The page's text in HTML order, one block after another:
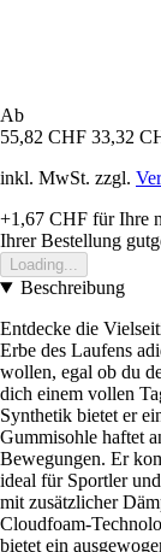
Ab
55,82 CHF 33,32
inkl. MwSt. zzgl.
+1,67 CHF für Ihre
Ihrer Bestellung
Loading...
Beschreibung
Entdecke die
Erbe des Laufens
wollen, egal ob du
dich einem vollen
Synthetik bietet er
Gummisohle haftet
Bewegungen. Er
ideal für Sportler
mit zusätzlicher
Cloudfoam-
bietet ein